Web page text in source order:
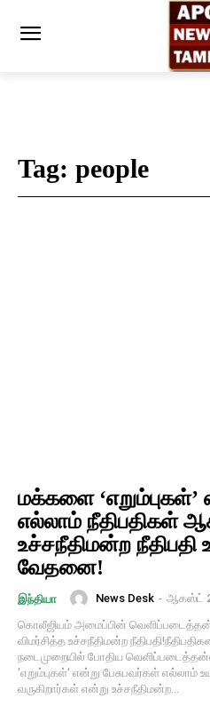
Tag: people
மக்களை
எல்லாம் நீதிபதிகள்
உச்சநீதிமன்ற நீதிபதி
வேதனை!
இந்தியா News Desk - ஆகஸ்ட்
கொலீஜியம் அமைப்பின்
விமர்சித்த உச்சநீதிமன்ற
நடைமுறையில் போதிய
'எறும்புகள்' என்று பேசுபவர்கள் எல்லாம்
வருகிறார்கள் என்று உச்சநீதிமன்ற...